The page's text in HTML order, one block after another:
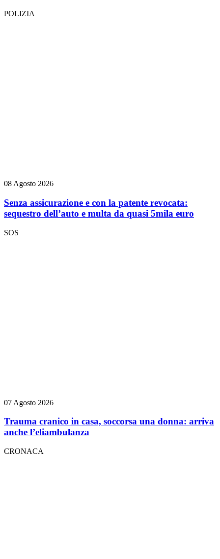
POLIZIA
08 Agosto 2026
Senza assicurazione e con la patente revocata:
sequestro dell’auto e multa da quasi 5mila euro
SOS
07 Agosto 2026
Trauma cranico in casa, soccorsa una donna: arriva
anche l’eliambulanza
CRONACA